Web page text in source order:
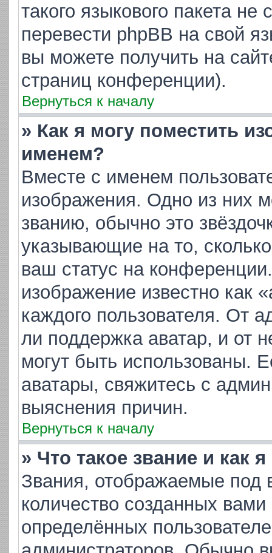
такого языкового пакета
перевести phpBB на свой
вы можете получить на
страниц конференции).
Вернуться к началу
» Как я могу поместить
именем?
Вместе с именем
изображения. Одно из них
званию, обычно это
указывающие на то,
ваш статус на
изображение известно как
каждого пользователя. От
ли поддержка аватар, и от
могут быть использованы.
аватары, свяжитесь с
выяснения причин.
Вернуться к началу
» Что такое звание и как
Звания, отображаемые
количество созданных
определённых